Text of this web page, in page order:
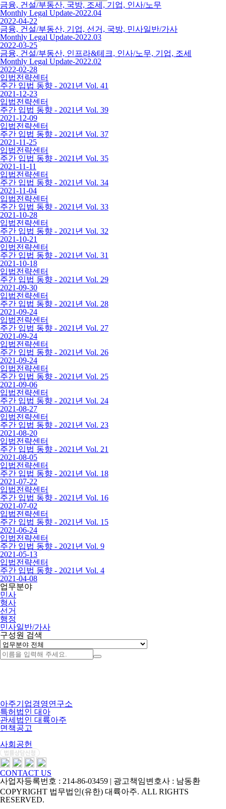
금융, 건설/부동산, 국방, 조세, 기업, 인사/노무
Monthly Legal Update-2022.04
2022-04-22
금융, 건설/부동산, 기업, 선거, 국방, 민사일반/가사
Monthly Legal Update-2022.03
2022-03-25
금융, 건설/부동산, 인프라&테크, 인사/노무, 기업, 조세
Monthly Legal Update-2022.02
2022-02-28
입법전략센터
주간 입법 동향 - 2021년 Vol. 41
2021-12-23
입법전략센터
주간 입법 동향 - 2021년 Vol. 39
2021-12-09
입법전략센터
주간 입법 동향 - 2021년 Vol. 37
2021-11-25
입법전략센터
주간 입법 동향 - 2021년 Vol. 35
2021-11-11
입법전략센터
주간 입법 동향 - 2021년 Vol. 34
2021-11-04
입법전략센터
주간 입법 동향 - 2021년 Vol. 33
2021-10-28
입법전략센터
주간 입법 동향 - 2021년 Vol. 32
2021-10-21
입법전략센터
주간 입법 동향 - 2021년 Vol. 31
2021-10-18
입법전략센터
주간 입법 동향 - 2021년 Vol. 29
2021-09-30
입법전략센터
주간 입법 동향 - 2021년 Vol. 28
2021-09-24
입법전략센터
주간 입법 동향 - 2021년 Vol. 27
2021-09-24
입법전략센터
주간 입법 동향 - 2021년 Vol. 26
2021-09-24
입법전략센터
주간 입법 동향 - 2021년 Vol. 25
2021-09-06
입법전략센터
주간 입법 동향 - 2021년 Vol. 24
2021-08-27
입법전략센터
주간 입법 동향 - 2021년 Vol. 23
2021-08-20
입법전략센터
주간 입법 동향 - 2021년 Vol. 21
2021-08-05
입법전략센터
주간 입법 동향 - 2021년 Vol. 18
2021-07-22
입법전략센터
주간 입법 동향 - 2021년 Vol. 16
2021-07-02
입법전략센터
주간 입법 동향 - 2021년 Vol. 15
2021-06-24
입법전략센터
주간 입법 동향 - 2021년 Vol. 9
2021-05-13
입법전략센터
주간 입법 동향 - 2021년 Vol. 4
2021-04-08
업무분야
민사
형사
선거
행정
민사일반/가사
구성원 검색
아주기업경영연구소
특허법인 대아
관세법인 대륙아주
면책공고
사회공헌
CONTACT US
사업자등록번호 : 214-86-03459 | 광고책임변호사 : 남동환
COPYRIGHT 법무법인(유한) 대륙아주. ALL RIGHTS
RESERVED.